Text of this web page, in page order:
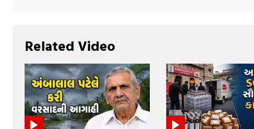
Related Video